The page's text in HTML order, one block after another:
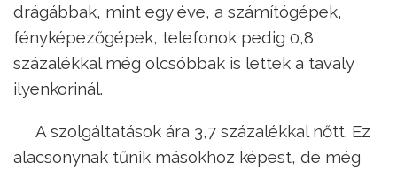
drágábbak, mint egy éve, a számítógépek,
fényképezőgépek, telefonok pedig 0,8
százalékkal még olcsóbbak is lettek a tavaly
ilyenkorinál.
A szolgáltatások ára 3,7 százalékkal nőtt. Ez
alacsonynak tűnik másokhoz képest, de még